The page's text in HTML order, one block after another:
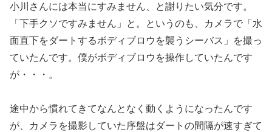
小川さんには本当にすみません、と謝りたい気分です。
「下手クソですみません」と。というのも、カメラで「水
面直下をダートするボディブロウを襲うシーバス」を撮っ
ていたんです。僕がボディブロウを操作していたんです
が・・・。
途中から慣れてきてなんとなく動くようになったんです
が、カメラを撮影していた序盤はダートの間隔が速すぎて